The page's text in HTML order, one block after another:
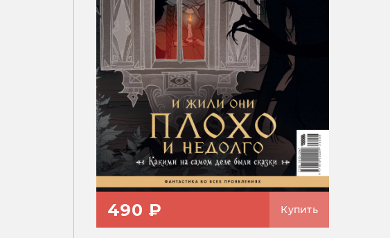
490 ₽ Купить